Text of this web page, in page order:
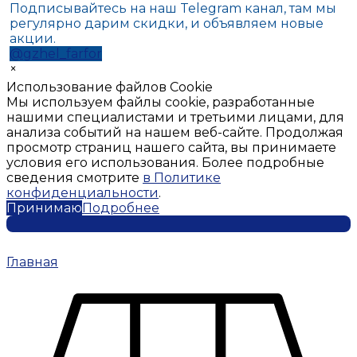
Подписывайтесь на наш Telegram канал, там мы
регулярно дарим скидки, и объявляем новые
акции.
@gzhel_farfor
×
Использование файлов Cookie
Мы используем файлы cookie, разработанные
нашими специалистами и третьими лицами, для
анализа событий на нашем веб-сайте. Продолжая
просмотр страниц нашего сайта, вы принимаете
условия его использования. Более подробные
сведения смотрите в Политике
конфиденциальности.
ПринимаюПодробнее
Главная